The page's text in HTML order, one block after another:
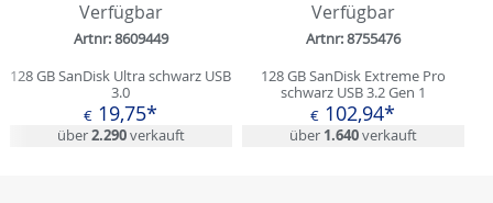
Verfügbar
Artnr: 8609449
128 GB SanDisk Ultra schwarz USB
3.0
€ 19,75*
über2.290verkauft
Verfügbar
Artnr: 8755476
128 GB SanDisk Extreme Pro
schwarz USB 3.2 Gen 1
€ 102,94*
über 1.640verkauft